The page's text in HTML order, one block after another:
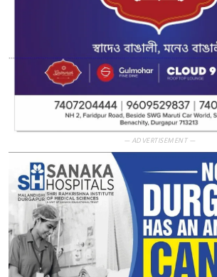
— ADVERTISEMENT —